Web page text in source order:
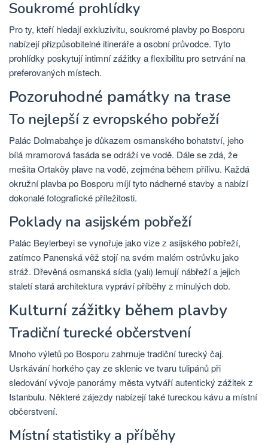
Soukromé prohlídky
Pro ty, kteří hledají exkluzivitu, soukromé plavby po Bosporu
nabízejí přizpůsobitelné itineráře a osobní průvodce. Tyto
prohlídky poskytují intimní zážitky a flexibilitu pro setrvání na
preferovaných místech.
Pozoruhodné památky na trase
To nejlepší z evropského pobřeží
Palác Dolmabahçe je důkazem osmanského bohatství, jeho
bílá mramorová fasáda se odráží ve vodě. Dále se zdá, že
mešita Ortaköy plave na vodě, zejména během přílivu. Každá
okružní plavba po Bosporu míjí tyto nádherné stavby a nabízí
dokonalé fotografické příležitosti.
Poklady na asijském pobřeží
Palác Beylerbeyi se vynořuje jako vize z asijského pobřeží,
zatímco Panenská věž stojí na svém malém ostrůvku jako
stráž. Dřevěná osmanská sídla (yalı) lemují nábřeží a jejich
staletí stará architektura vypráví příběhy z minulých dob.
Kulturní zážitky během plavby
Tradiční turecké občerstvení
Mnoho výletů po Bosporu zahrnuje tradiční turecký čaj.
Usrkávání horkého çay ze sklenic ve tvaru tulipánů při
sledování vývoje panorámy města vytváří autentický zážitek z
Istanbulu. Některé zájezdy nabízejí také tureckou kávu a místní
občerstvení.
Místní statistiky a příběhy